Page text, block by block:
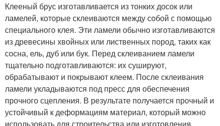
Клееный брус изготавливается из тонких досок или
ламелей, которые склеиваются между собой с помощью
специального клея. Эти ламели обычно изготавливаются
из древесины хвойных или лиственных пород, таких как
сосна, ель, дуб или бук. Перед склеиванием ламели
тщательно подготавливаются: их сушируют,
обрабатывают и покрывают клеем. После склеивания
ламели укладываются под пресс для обеспечения
прочного сцепления. В результате получается прочный и
устойчивый к деформациям материал, который можно